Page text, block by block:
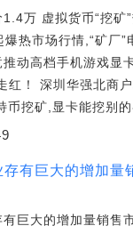
万 虚拟货币“挖矿
热市场行情,“矿厂”
动高档手机游戏显
红！ 深圳华强北商
币挖矿,显卡能挖别的
有巨大的增加量
巨大的增加量销售